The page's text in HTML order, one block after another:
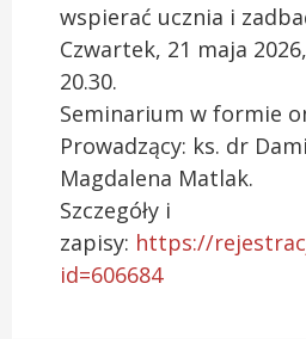
wspierać ucznia i
Czwartek, 21 maja
20.30.
Seminarium w formie
Prowadzący: ks. dr
Magdalena Matlak.
Szczegóły i
zapisy: https://
id=606684